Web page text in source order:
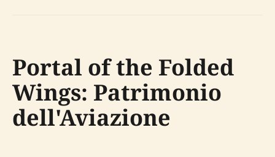
Portal of the Folded
Wings: Patrimonio
dell'Aviazione